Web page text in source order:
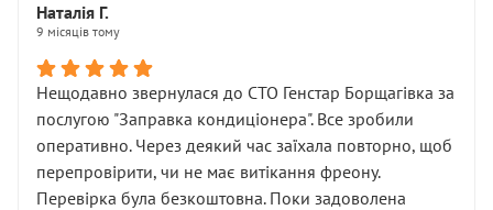
Наталія Г.
9 місяців тому
Нещодавно звернулася до СТО Генстар Борщагівка за
послугою "Заправка кондиціонера". Все зробили
оперативно. Через деякий час заїхала повторно, щоб
перепровірити, чи не має витікання фреону.
Перевірка була безкоштовна. Поки задоволена